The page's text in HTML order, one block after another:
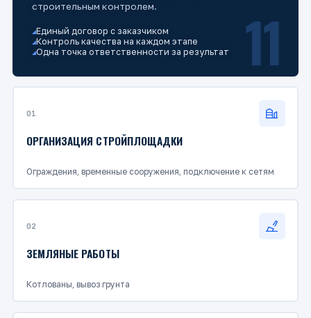
строительным контролем.
Единый договор с заказчиком
Контроль качества на каждом этапе
Одна точка ответственности за результат
11
01
ОРГАНИЗАЦИЯ СТРОЙПЛОЩАДКИ
Ограждения, временные сооружения, подключение к сетям
02
ЗЕМЛЯНЫЕ РАБОТЫ
Котлованы, вывоз грунта